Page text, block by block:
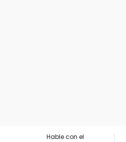
Hable con el